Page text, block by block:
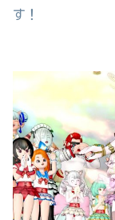
す！